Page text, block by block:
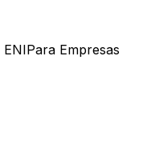
Para Empresas